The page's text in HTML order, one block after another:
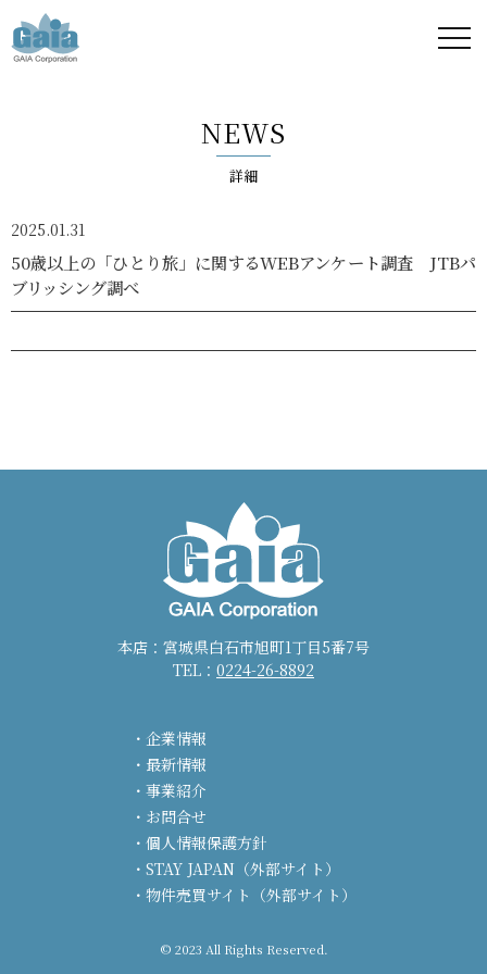
ア -
GAIA
Corporation
-
NEWS
詳細
2025.01.31
50歳以上の「ひとり旅」に関するWEBアンケート調査 JTBパ
ブリッシング調べ
本店：宮城県白石市旭町1丁目5番7号
TEL： 0224-26-8892
企業情報
最新情報
事業紹介
お問合せ
個人情報保護方針
STAY JAPAN（外部サイト）
物件売買サイト（外部サイト）
© 2023 All Rights Reserved.